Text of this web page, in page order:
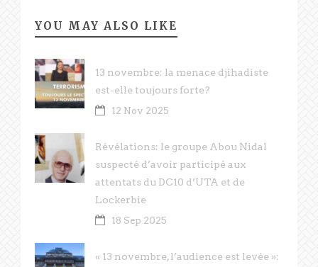
YOU MAY ALSO LIKE
13 novembre: la menace djihadiste
est-elle toujours forte?
12 Nov 2025
Révélations: le groupe Abou Nidal
suspecté d’avoir participé aux
attentats du DC10 d’UTA et de
Lockerbie
18 Sep 2025
« 13 novembre, l’audience est levée »: